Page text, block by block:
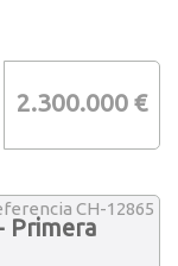
2.300.000 €
CH-12865
Primera